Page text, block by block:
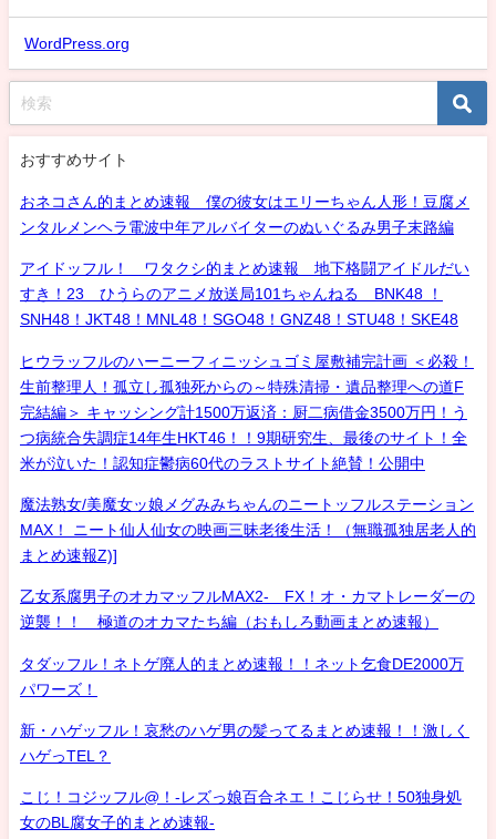
WordPress.org
おすすめサイト
おネコさん的まとめ速報 僕の彼女はエリーちゃん人形！豆腐メ
ンタルメンヘラ電波中年アルバイターのぬいぐるみ男子末路編
アイドッフル！ ワタクシ的まとめ速報 地下格闘アイドルだい
すき！23 ひうらのアニメ放送局101ちゃんねる BNK48 ！
SNH48！JKT48！MNL48！SGO48！GNZ48！STU48！SKE48
ヒウラッフルのハーニーフィニッシュゴミ屋敷補完計画 ＜必殺！
生前整理人！孤立し孤独死からの～特殊清掃・遺品整理への道F
完結編＞ キャッシング計1500万返済：厨二病借金3500万円！う
つ病統合失調症14年生HKT46！！9期研究生、最後のサイト！全
米が泣いた！認知症鬱病60代のラストサイト絶賛！公開中
魔法熟女/美魔女ッ娘メグみみちゃんのニートッフルステーション
MAX！ ニート仙人仙女の映画三昧老後生活！（無職孤独居老人的
まとめ速報Z)]
乙女系腐男子のオカマッフルMAX2- FX！オ・カマトレーダーの
逆襲！！ 極道のオカマたち編（おもしろ動画まとめ速報）
タダッフル！ネトゲ廃人的まとめ速報！！ネット乞食DE2000万
パワーズ！
新・ハゲッフル！哀愁のハゲ男の髪ってるまとめ速報！！激しく
ハゲっTEL？
こじ！コジッフル@！-レズっ娘百合ネエ！こじらせ！50独身処
女のBL腐女子的まとめ速報-